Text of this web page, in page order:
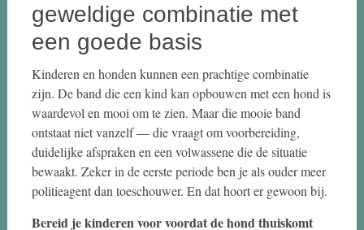
geweldige combinatie met
een goede basis
Kinderen en honden kunnen een prachtige combinatie
zijn. De band die een kind kan opbouwen met een hond is
waardevol en mooi om te zien. Maar die mooie band
ontstaat niet vanzelf — die vraagt om voorbereiding,
duidelijke afspraken en een volwassene die de situatie
bewaakt. Zeker in de eerste periode ben je als ouder meer
politieagent dan toeschouwer. En dat hoort er gewoon bij.
Bereid je kinderen voor voordat de hond thuiskomt